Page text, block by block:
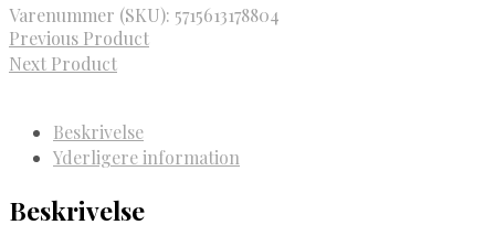
Varenummer (SKU): 5715613178804
Previous Product
Next Product
Beskrivelse
Yderligere information
Beskrivelse